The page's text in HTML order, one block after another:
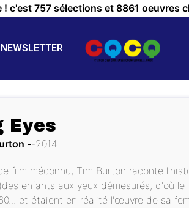
! c'est 757 sélections et 8861 oeuvres
NEWSLETTER
Eyes
2014
film méconnu, Tim Burton raconte
enfants aux yeux démesurés, d'où
et étaient en réalité l'œuvre de sa